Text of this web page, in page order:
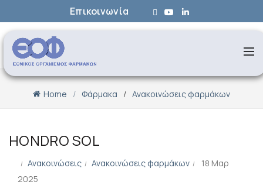
Επικοινωνία
Home Φάρμακα Ανακοινώσεις φαρμάκων
HONDRO SOL
Ανακοινώσεις Ανακοινώσεις φαρμάκων
18 Μαρ
2025